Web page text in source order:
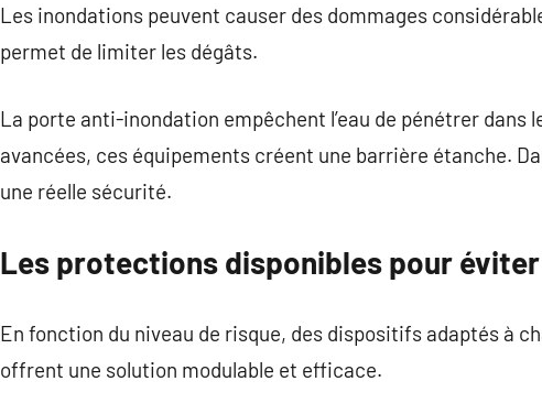
Les inondations peuvent causer des dommages
permet de limiter les dégâts.
La porte anti-inondation empêchent l’eau de pénétrer
avancées, ces équipements créent une barrière étanche.
une réelle sécurité.
Les protections disponibles pour
En fonction du niveau de risque, des dispositifs adaptés à
offrent une solution modulable et efficace.